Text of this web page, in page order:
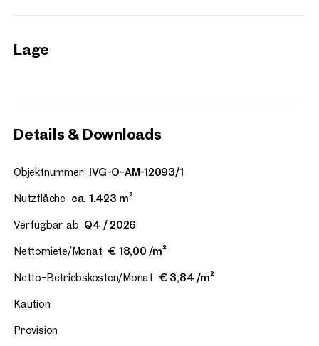
Lage
Details & Downloads
Objektnummer IVG-O-AM-12093/1
Nutzfläche ca. 1.423 m²
Verfügbar ab Q4 / 2026
Nettomiete/Monat € 18,00 /m²
Netto-Betriebskosten/Monat € 3,84 /m²
Kaution
Provision
€ 18,00 /m²/Monat netto